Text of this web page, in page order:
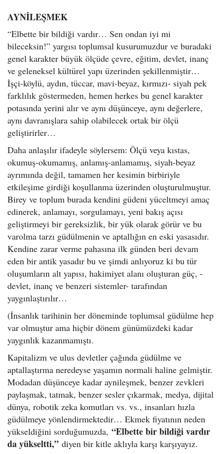
AYNİLEŞMEK
“Elbette bir bildiği vardır… Sen ondan iyi mi
bileceksin!” yargısı toplumsal kusurumuzdur ve buradaki
genel karakter büyük ölçüde çevre, eğitim, devlet, inanç
ve geleneksel kültürel yapı üzerinden şekillenmiştir…
İşçi-köylü, aydın, tüccar, mavi-beyaz, kırmızı- siyah pek
farklılık göstermeden, hemen herkes bu genel karakter
potasında yerini alır ve aynı düşünceye, aynı değerlere,
aynı davranışlara sahip olabilecek ortak bir ölçü
geliştirirler…
Daha anlaşılır ifadeyle söylersem: Ölçü veya kıstas,
okumuş-okumamış, anlamış-anlamamış, siyah-beyaz
ayrımında değil, tamamen her kesimin birbiriyle
etkileşime girdiği koşullanma üzerinden oluşturulmuştur.
Birey ve toplum burada kendini güdeni yüceltmeyi amaç
edinerek, anlamayı, sorgulamayı, yeni bakış açısı
geliştirmeyi bir gereksizlik, bir yük olarak görür ve bu
varolma tarzı güdülmenin ve aptallığın en eski yasasıdır.
Kendine zarar verme pahasına ilk günden beri devam
eden bir antik yasadır bu ve şimdi anlıyoruz ki bu tür
oluşumların alt yapısı, hakimiyet alanı oluşturan güç, -
devlet, inanç ve benzeri sistemler- tarafından
yaygınlaştırılır…
(İnsanlık tarihinin her döneminde toplumsal güdülme hep
var olmuştur ama hiçbir dönem günümüzdeki kadar
yaygınlık kazanmamıştı.
Kapitalizm ve ulus devletler çağında güdülme ve
aptallaştırma neredeyse yaşamın normali haline gelmiştir.
Modadan düşünceye kadar aynileşmek, benzer zevkleri
paylaşmak, tatmak, benzer sesler çıkarmak, medya, dijital
dünya, robotik zeka komutları vs. vs., insanları hızla
güdülmeye yönlendirmektedir… Ekmek fiyatının neden
yükseldiğini sorduğumuzda, “Elbette bir bildiği vardır
da yükseltti,” diyen bir kitle aklıyla karşı karşıyayız.